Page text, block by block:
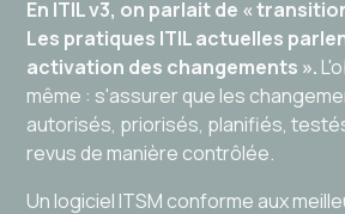
En ITIL v3, on parlait de «
Les pratiques ITIL actuelles
activation des changements ».
même : s'assurer que les
autorisés, priorisés, planifiés,
revus de manière contrôlée.
Un logiciel ITSM conforme aux